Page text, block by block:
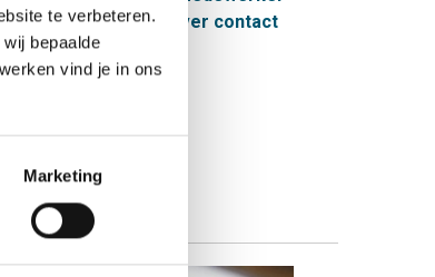
te verbeteren.
bepaalde
vind je in ons
Marketing